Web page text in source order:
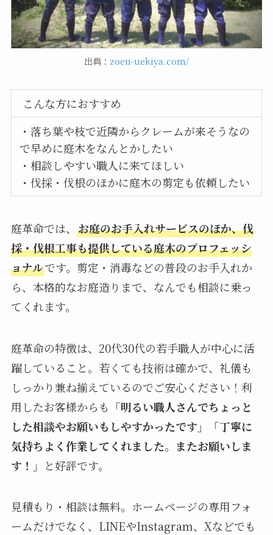
出典： zoen-uekiya.com/
こんな方におすすめ
・落ち葉や枝で近隣からクレームが来そうなの
で早めに庭木をなんとかしたい
・相談しやすい職人に来てほしい
・伐採・伐根のほかに庭木の剪定も依頼したい
庭革命では、 お庭のお手入れサービスのほか、伐
採・伐根工事も提供している庭木のプロフェッシ
ョナルです。剪定・消毒などの普段のお手入れか
ら、本格的なお庭造りまで、なんでも相談に乗っ
てくれます。
庭革命の特徴は、20代30代の若手職人が中心に活
躍していること。若くても技術は確かで、礼儀も
しっかり兼ね揃えているのでご安心ください！利
用したお客様からも 「明るい職人さんでちょっと
した相談やお願いもしやすかったです」「丁寧に
気持ちよく作業してくれました。またお願いしま
す！」
と好評です。
見積もり・相談は無料。ホームページの専用フォ
ームだけでなく、LINEやInstagram、Xなどでも